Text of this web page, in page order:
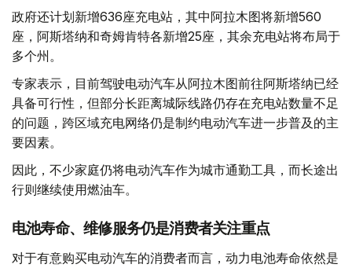
政府还计划新增636座充电站，其中阿拉木图将新增560
座，阿斯塔纳和奇姆肯特各新增25座，其余充电站将布局于
多个州。
专家表示，目前驾驶电动汽车从阿拉木图前往阿斯塔纳已经
具备可行性，但部分长距离城际线路仍存在充电站数量不足
的问题，跨区域充电网络仍是制约电动汽车进一步普及的主
要因素。
因此，不少家庭仍将电动汽车作为城市通勤工具，而长途出
行则继续使用燃油车。
电池寿命、维修服务仍是消费者关注重点
对于有意购买电动汽车的消费者而言，动力电池寿命依然是